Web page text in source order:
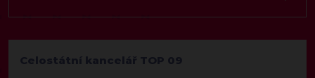
Celostátní kancelář TOP 09